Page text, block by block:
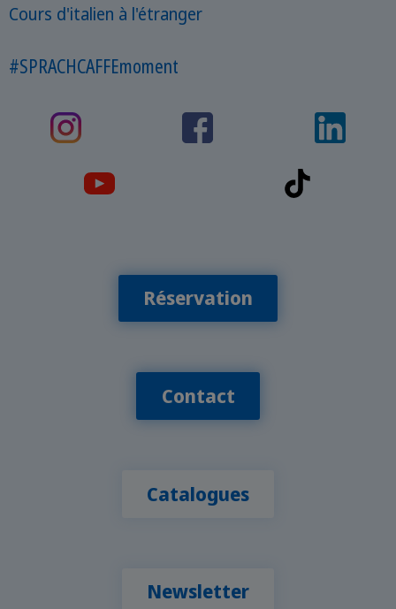
Cours d'italien à l'étranger
#SPRACHCAFFEmoment
Réservation
Contact
Catalogues
Newsletter